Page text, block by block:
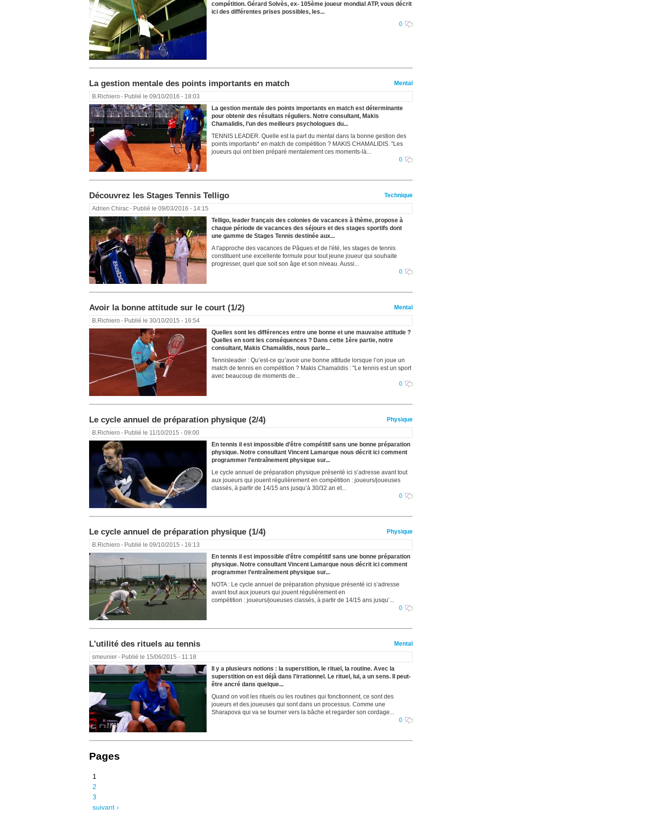
compétition. Gérard Solvès, ex- 105ème joueur mondial ATP, vous décrit
ici des différentes prises possibles, les...
0
La gestion mentale des points importants en match
Mental
B.Richiero - Publié le 09/10/2016 - 18:03
La gestion mentale des points importants en match est déterminante
pour obtenir des résultats réguliers. Notre consultant, Makis
Chamalidis, l’un des meilleurs psychologues du...
TENNIS LEADER. Quelle est la part du mental dans la bonne gestion des
points importants* en match de compétition ? MAKIS CHAMALIDIS. "Les
joueurs qui ont bien préparé mentalement ces moments-là...
0
Découvrez les Stages Tennis Telligo
Technique
Adrien Chirac- Publié le 09/03/2016 - 14:15
Telligo, leader français des colonies de vacances à thème, propose à
chaque période de vacances des séjours et des stages sportifs dont
une gamme de Stages Tennis destinée aux...
A l'approche des vacances de Pâques et de l'été, les stages de tennis
constituent une excellente formule pour tout jeune joueur qui souhaite
progresser, quel que soit son âge et son niveau. Aussi...
0
Avoir la bonne attitude sur le court (1/2)
Mental
B.Richiero - Publié le 30/10/2015 - 16:54
Quelles sont les différences entre une bonne et une mauvaise attitude ?
Quelles en sont les conséquences ? Dans cette 1ère partie, notre
consultant, Makis Chamalidis, nous parle...
Tennisleader : Qu’est-ce qu’avoir une bonne attitude lorsque l’on joue un
match de tennis en compétition ? Makis Chamalidis : "Le tennis est un sport
avec beaucoup de moments de...
0
Le cycle annuel de préparation physique (2/4)
Physique
B.Richiero - Publié le 11/10/2015 - 09:00
En tennis il est impossible d’être compétitif sans une bonne préparation
physique. Notre consultant Vincent Lamarque nous décrit ici comment
programmer l’entraînement physique sur...
Le cycle annuel de préparation physique présenté ici s’adresse avant tout
aux joueurs qui jouent régulièrement en compétition : joueurs/joueuses
classés, à partir de 14/15 ans jusqu’à 30/32 an et...
0
Le cycle annuel de préparation physique (1/4)
Physique
B.Richiero - Publié le 09/10/2015 - 16:13
En tennis il est impossible d’être compétitif sans une bonne préparation
physique. Notre consultant Vincent Lamarque nous décrit ici comment
programmer l’entraînement physique sur...
NOTA : Le cycle annuel de préparation physique présenté ici s’adresse
avant tout aux joueurs qui jouent régulièrement en
compétition : joueurs/joueuses classés, à partir de 14/15 ans jusqu’...
0
L'utilité des rituels au tennis
Mental
smeunier- Publié le 15/06/2015 - 11:18
Il y a plusieurs notions : la superstition, le rituel, la routine. Avec la
superstition on est déjà dans l'irrationnel. Le rituel, lui, a un sens. Il peut-
être ancré dans quelque...
Quand on voit les rituels ou les routines qui fonctionnent, ce sont des
joueurs et des joueuses qui sont dans un processus. Comme une
Sharapova qui va se tourner vers la bâche et regarder son cordage...
0
Pages
1
2
3
suivant ›